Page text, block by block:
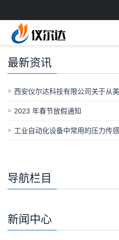
最新资讯
西安仪尔达科技有限公司关于从
2023 年春节放假通知
工业自动化设备中常用的压力传
导航栏目
新闻中心